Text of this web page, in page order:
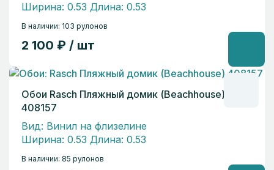
Ширина: 0.53 Длина: 0.53
В наличии: 103 рулонов
2 100 ₽ / шт
Обои Rasch Пляжный домик (Beachhouse)
408157
Вид: Винил на флизелине
Ширина: 0.53 Длина: 0.53
В наличии: 85 рулонов